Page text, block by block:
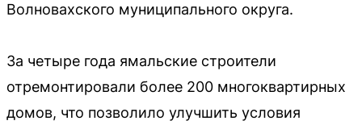
Волновахского муниципального округа.
За четыре года ямальские строители
отремонтировали более 200 многоквартирных
домов, что позволило улучшить условия